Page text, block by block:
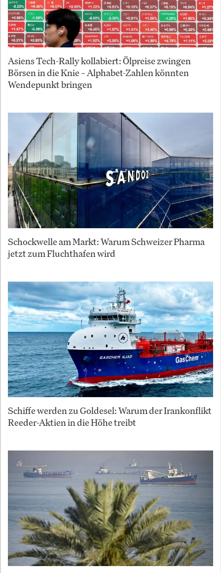
Asiens Tech-Rally kollabiert: Ölpreise zwingen
Börsen in die Knie – Alphabet-Zahlen könnten
Wendepunkt bringen
Schockwelle am Markt: Warum Schweizer Pharma
jetzt zum Fluchthafen wird
Schiffe werden zu Goldesel: Warum der Irankonflikt
Reeder-Aktien in die Höhe treibt